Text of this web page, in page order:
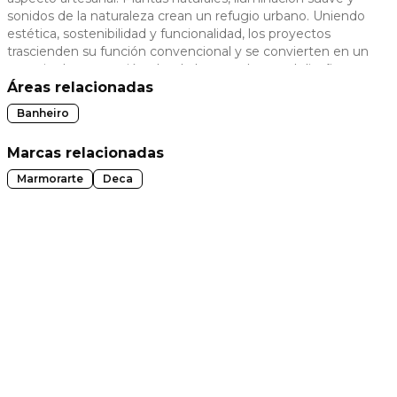
slide
slide
sonidos de la naturaleza crean un refugio urbano. Uniendo
estética, sostenibilidad y funcionalidad, los proyectos
trascienden su función convencional y se convierten en un
espacio de renovación, donde la naturaleza y el diseño
dialogan para crear una experiencia única y memorable.
Áreas relacionadas
Banheiro
Marcas relacionadas
Marmorarte Deca